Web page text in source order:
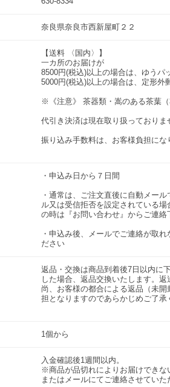
奈良県奈良市西新屋町２２
【送料 〈国内〉】
一カ所のお届けが
8500円(税込)以上の場合は、ゆうパ
5000円(税込)以上の場合は、定形外
※《注意》 茶器類・嵩のある茶葉
代引き決済は現在取り扱っておりま
振り込み手数料は、お客様負担にな
・申込み日から７日間
・通常は、ご注文直後に自動メー
ル又は受信拒否を設定されている
の時は『お問い合わせ』からご連絡
・申込み後、メールでご連絡が取
ださい
返品・交換は商品到着後7日以内に
した場合、返品交換いたします。
尚、お客様の都合による返品（未
担となりますのであらかじめご了承
1個から
入金確認後1週間以内。
※商品が品切れによりお届けできな
またはメールにてご連絡させていた